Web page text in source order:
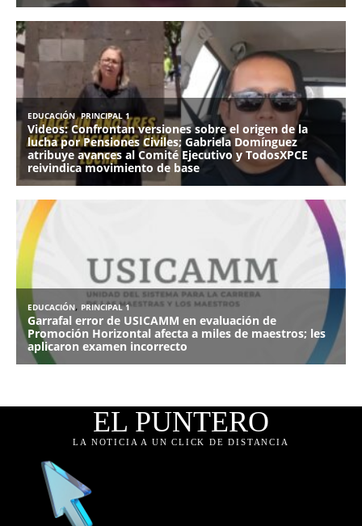
EL PUNTERO
LA NOTICIA A UN CLICK DE DISTANCIA